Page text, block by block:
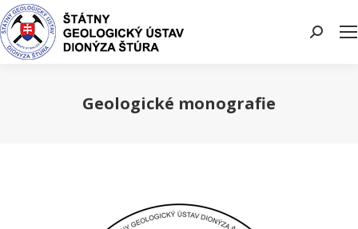
Search:
Geologické monografie